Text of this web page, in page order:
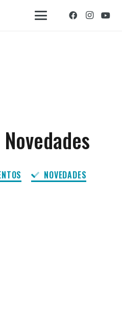
NOVEDADES